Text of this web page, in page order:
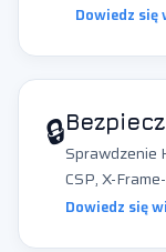
Dowiedz się
🔒Sprawdzenie
CSP, X-
Dowiedz się